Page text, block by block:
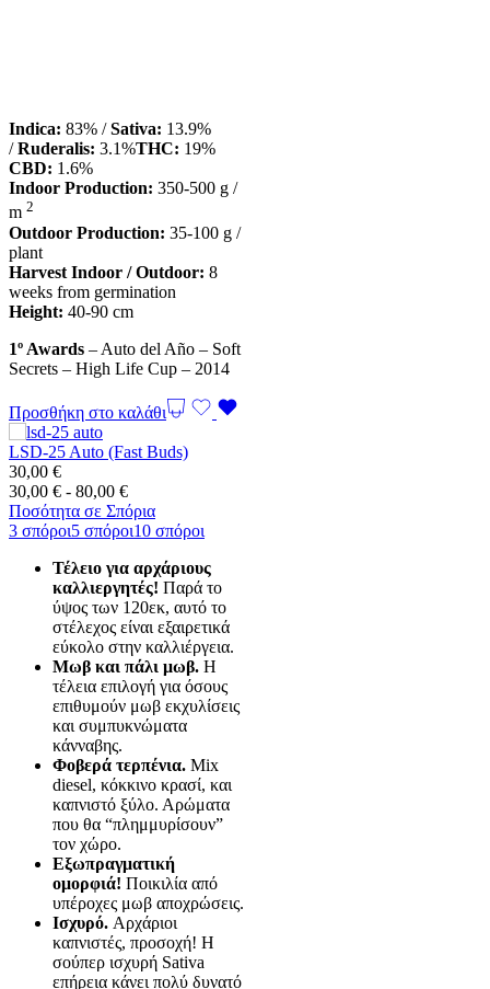
Indica: 83% /Sativa: 13.9%
/Ruderalis: 3.1%THC: 19%
CBD: 1.6%
Indoor Production: 350-500 g /
m 2
Outdoor Production: 35-100 g /
plant
Harvest Indoor / Outdoor: 8
weeks from germination
Height: 40-90 cm
1º Awards – Auto del Año – Soft
Secrets – High Life Cup – 2014
Προσθήκη στο καλάθι
LSD-25 Auto (Fast Buds)
30,00 €
30,00 € - 80,00 €Εύρος
τιμών:
30,00 €
80,00 €
Ποσότητα σε Σπόρια
3 σπόροι5 σπόροι10 σπόροι
Τέλειο για αρχάριους
καλλιεργητές! Παρά το
ύψος των 120εκ, αυτό το
στέλεχος είναι εξαιρετικά
εύκολο στην καλλιέργεια.
Μωβ και πάλι μωβ. Η
τέλεια επιλογή για όσους
επιθυμούν μωβ εκχυλίσεις
και συμπυκνώματα
κάνναβης.
Φοβερά τερπένια. Μix
diesel, κόκκινο κρασί, και
καπνιστό ξύλο. Αρώματα
που θα “πλημμυρίσουν”
τον χώρο.
Εξωπραγματική
ομορφιά! Ποικιλία από
υπέροχες μωβ αποχρώσεις.
Ισχυρό. Αρχάριοι
καπνιστές, προσοχή! Η
σούπερ ισχυρή Sativa
επήρεια κάνει πολύ δυνατό